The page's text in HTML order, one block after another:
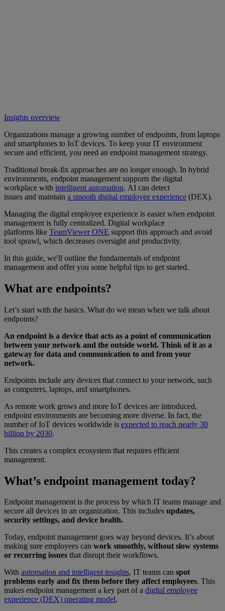
Insights overview
Organizations manage a growing number of endpoints, from laptops
and smartphones to IoT devices. To keep your IT environment
secure and efficient, you need an endpoint management strategy.
Traditional break-fix approaches are no longer enough. In hybrid
environments, endpoint management supports the digital
workplace with intelligent automation. AI can detect
issues and maintain a smooth digital employee experience (DEX).
Managing the digital employee experience is easier when endpoint
management is fully centralized. Digital workplace
platforms like TeamViewer ONE support this approach and avoid
tool sprawl, which decreases oversight and productivity.
In this guide, we'll outline the fundamentals of endpoint
management and offer you some helpful tips to get started.
What are endpoints?
Let’s start with the basics. What do we mean when we talk about
endpoints?
An endpoint is a device that acts as a point of communication
between your network and the outside world. Think of it as a
gateway for data and communication to and from your
network.
Endpoints include any devices that connect to your network, such
as computers, laptops, and smartphones.
As remote work grows and more IoT devices are introduced,
endpoint environments are becoming more diverse. In fact, the
number of IoT devices worldwide is expected to reach nearly 30
billion by 2030.
This creates a complex ecosystem that requires efficient
management.
What’s endpoint management today?
Endpoint management is the process by which IT teams manage and
secure all devices in an organization. This includes updates,
security settings, and device health.
Today, endpoint management goes way beyond devices. It’s about
making sure employees can work smoothly, without slow systems
or recurring issues that disrupt their workflows.
With automation and intelligent insights, IT teams can spot
problems early and fix them before they affect employees. This
makes endpoint management a key part of a digital employee
experience (DEX) operating model.